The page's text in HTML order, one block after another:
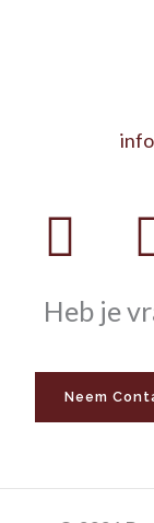
Heb je
Neem